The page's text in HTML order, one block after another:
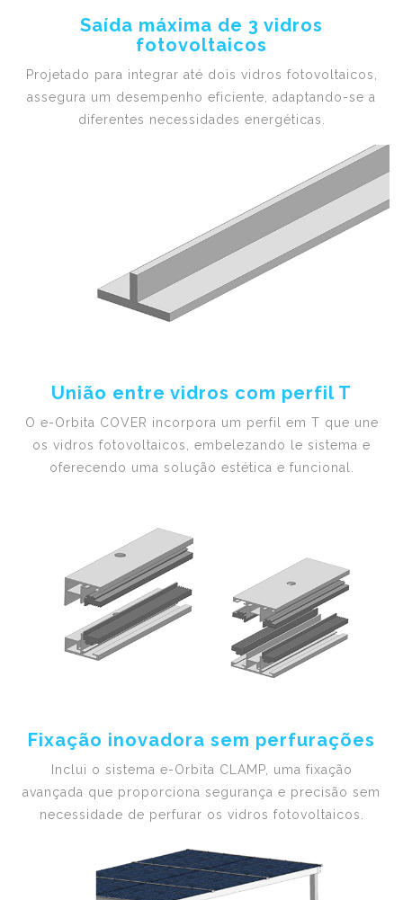
Saída máxima de 3 vidros
fotovoltaicos
Projetado para integrar até dois vidros fotovoltaicos,
assegura um desempenho eficiente, adaptando-se a
diferentes necessidades energéticas.
União entre vidros com perfil T
O e-Orbita COVER incorpora um perfil em T que une
os vidros fotovoltaicos, embelezando le sistema e
oferecendo uma solução estética e funcional.
Fixação inovadora sem perfurações
Inclui o sistema e-Orbita CLAMP, uma fixação
avançada que proporciona segurança e precisão sem
necessidade de perfurar os vidros fotovoltaicos.